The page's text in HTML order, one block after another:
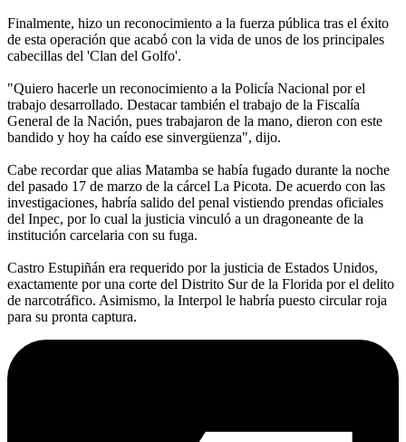
Finalmente, hizo un reconocimiento a la fuerza pública tras el éxito
de esta operación que acabó con la vida de unos de los principales
cabecillas del 'Clan del Golfo'.
"Quiero hacerle un reconocimiento a la Policía Nacional por el
trabajo desarrollado. Destacar también el trabajo de la Fiscalía
General de la Nación, pues trabajaron de la mano, dieron con este
bandido y hoy ha caído ese sinvergüenza", dijo.
Cabe recordar que alias Matamba se había fugado durante la noche
del pasado 17 de marzo de la cárcel La Picota. De acuerdo con las
investigaciones, habría salido del penal vistiendo prendas oficiales
del Inpec, por lo cual la justicia vinculó a un dragoneante de la
institución carcelaria con su fuga.
Castro Estupiñán era requerido por la justicia de Estados Unidos,
exactamente por una corte del Distrito Sur de la Florida por el delito
de narcotráfico. Asimismo, la Interpol le habría puesto circular roja
para su pronta captura.